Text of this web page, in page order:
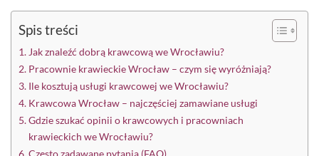
Spis treści
Jak znaleźć dobrą krawcową we Wrocławiu?
Pracownie krawieckie Wrocław – czym się wyróżniają?
Ile kosztują usługi krawcowej we Wrocławiu?
Krawcowa Wrocław – najczęściej zamawiane usługi
Gdzie szukać opinii o krawcowych i pracowniach
krawieckich we Wrocławiu?